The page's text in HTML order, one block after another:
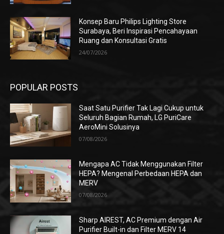
Konsep Baru Philips Lighting Store
Surabaya, Beri Inspirasi Pencahayaan
Ruang dan Konsultasi Gratis
24/07/2026
POPULAR POSTS
Saat Satu Purifier Tak Lagi Cukup untuk
Seluruh Bagian Rumah, LG PuriCare
AeroMini Solusinya
07/08/2026
Mengapa AC Tidak Menggunakan Filter
HEPA? Mengenal Perbedaan HEPA dan
MERV
07/08/2026
Sharp AIREST, AC Premium dengan Air
Purifier Built-in dan Filter MERV 14